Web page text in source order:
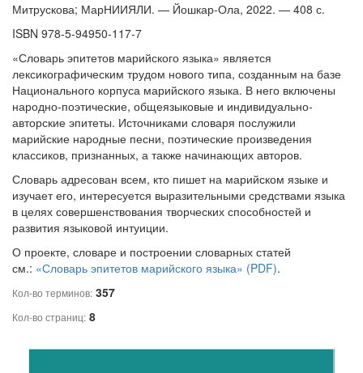
Митрускова; МарНИИЯЛИ. — Йошкар-Ола, 2022. — 408 с.
ISBN 978-5-94950-117-7
«Словарь эпитетов марийского языка» является
лексикографическим трудом нового типа, созданным на базе
Национального корпуса марийского языка. В него включены
народно-поэтические, общеязыковые и индивидуально-
авторские эпитеты. Источниками словаря послужили
марийские народные песни, поэтические произведения
классиков, признанных, а также начинающих авторов.
Словарь адресован всем, кто пишет на марийском языке и
изучает его, интересуется выразительными средствами языка
в целях совершенствования творческих способностей и
развития языковой интуиции.
О проекте, словаре и построении словарных статей
см.: «Словарь эпитетов марийского языка» (PDF).
Кол-во терминов: 357
Кол-во страниц: 8